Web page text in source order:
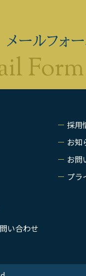
メールフォ
い合わせ
採用
お知
お問
プラ